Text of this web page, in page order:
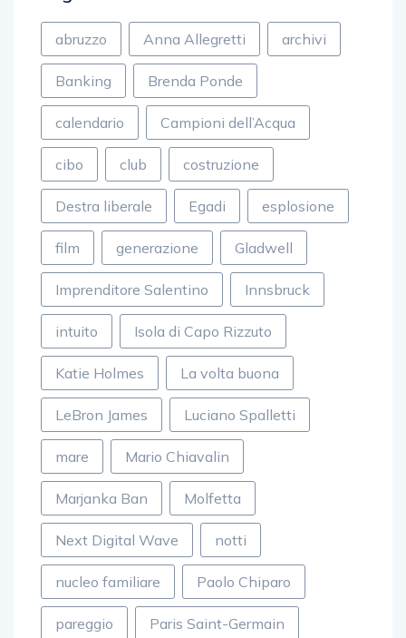
abruzzo Anna Allegretti archivi
Banking Brenda Ponde
calendario Campioni dell’Acqua
cibo club costruzione
Destra liberale Egadi esplosione
film generazione Gladwell
Imprenditore Salentino Innsbruck
intuito Isola di Capo Rizzuto
Katie Holmes La volta buona
LeBron James Luciano Spalletti
mare Mario Chiavalin
Marjanka Ban Molfetta
Next Digital Wave notti
nucleo familiare Paolo Chiparo
pareggio Paris Saint-Germain